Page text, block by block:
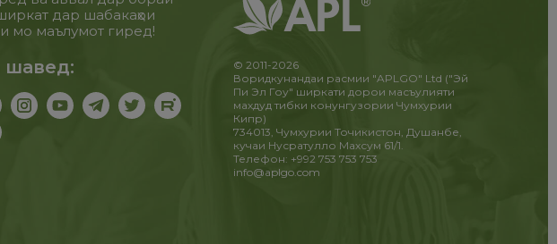
дар шабакаҳои
мо маълумот гиред!
шавед:
© 2011-2026
Воридкунандаи расмии "APLGO" Ltd ("Эй
Пи Эл Гоу" ширкати дорои масъулияти
махдуд тибки конунгузории Чумхурии
Кипр)
734013, Чумхурии Точикистон, Душанбе,
кучаи Нусратулло Махсум 61/1.
Телефон: +992 753 753 753
info@aplgo.com